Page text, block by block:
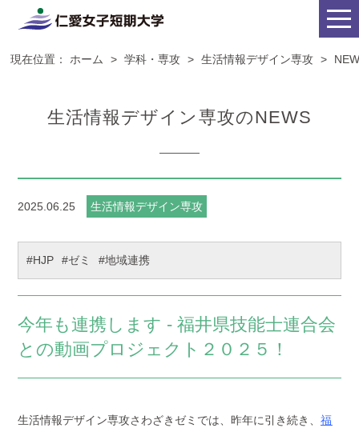
現在位置： ホーム > 学科・専攻 > 生活情報デザイン専攻 >
生活情報デザイン専攻のNEWS
2025.06.25 生活情報デザイン専攻
#HJP #ゼミ #地域連携
今年も連携します - 福井県技能士連合会
との動画プロジェクト２０２５！
生活情報デザイン専攻さわざきゼミでは、 昨年に引き続き、福